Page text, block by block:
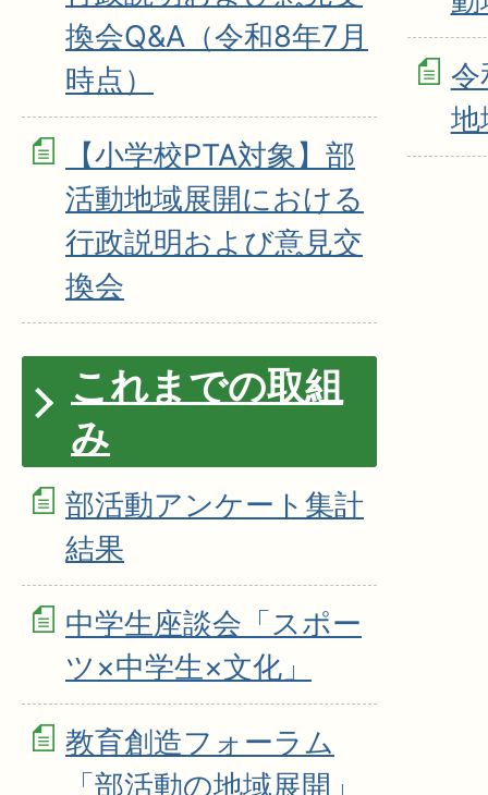
換会Q&A（令和8年7月
時点）
【小学校PTA対象】部
活動地域展開における
行政説明および意見交
換会
令
地
これまでの取組
み
部活動アンケート集計
結果
中学生座談会「スポー
ツ×中学生×文化」
教育創造フォーラム
「部活動の地域展開」